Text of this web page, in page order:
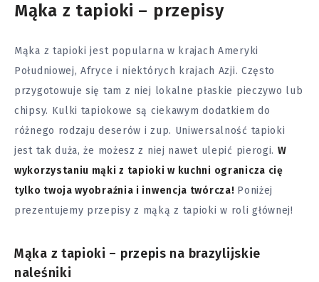
Mąka z tapioki – przepisy
Mąka z tapioki jest popularna w krajach Ameryki
Południowej, Afryce i niektórych krajach Azji. Często
przygotowuje się tam z niej lokalne płaskie pieczywo lub
chipsy. Kulki tapiokowe są ciekawym dodatkiem do
różnego rodzaju deserów i zup. Uniwersalność tapioki
jest tak duża, że możesz z niej nawet ulepić pierogi. W
wykorzystaniu mąki z tapioki w kuchni ogranicza cię
tylko twoja wyobraźnia i inwencja twórcza! Poniżej
prezentujemy przepisy z mąką z tapioki w roli głównej!
Mąka z tapioki – przepis na brazylijskie
naleśniki